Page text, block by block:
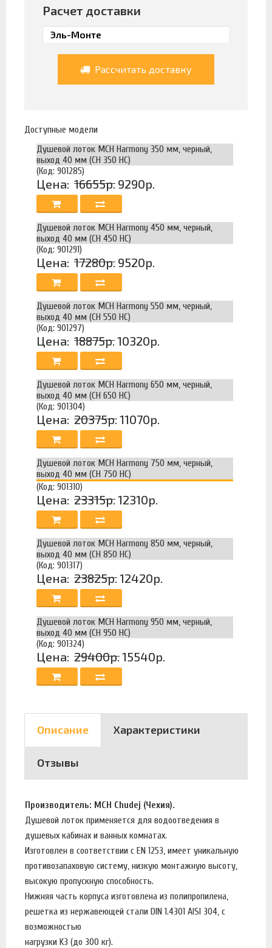
Расчет доставки
Рассчитать доставку
Доступные модели
Душевой лоток MCH Harmony 350 мм, черный,
выход 40 мм (CH 350 HC)
(Код: 901285)
Цена: 16655р. 9290р.
Душевой лоток MCH Harmony 450 мм, черный,
выход 40 мм (CH 450 HC)
(Код: 901291)
Цена: 17280р. 9520р.
Душевой лоток MCH Harmony 550 мм, черный,
выход 40 мм (CH 550 HC)
(Код: 901297)
Цена: 18875р.10320р.
Душевой лоток MCH Harmony 650 мм, черный,
выход 40 мм (CH 650 HC)
(Код: 901304)
Цена: 20375р.11070р.
Душевой лоток MCH Harmony 750 мм, черный,
выход 40 мм (CH 750 HC)
(Код: 901310)
Цена: 23315р.12310р.
Душевой лоток MCH Harmony 850 мм, черный,
выход 40 мм (CH 850 HC)
(Код: 901317)
Цена: 23825р.12420р.
Душевой лоток MCH Harmony 950 мм, черный,
выход 40 мм (CH 950 HC)
(Код: 901324)
Цена: 29400р.15540р.
Описание Характеристики
Отзывы
Производитель: MCH Chudej (Чехия).
Душевой лоток применяется для водоотведения в
душевых кабинах и ванных комнатах.
Изготовлен в соответствии с EN 1253, имеет уникальную
противозапаховую систему, низкую монтажную высоту,
высокую пропускную способность.
Нижняя часть корпуса изготовлена из полипропилена,
решетка из нержавеющей стали DIN 1.4301 AISI 304, с
возможностью
нагрузки K3 (до 300 кг).